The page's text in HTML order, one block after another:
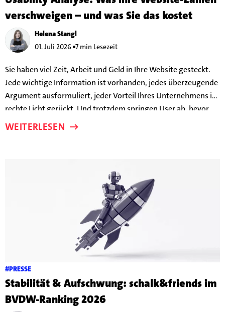
verschweigen – und was Sie das kostet
Helena Stangl
01. Juli 2026 7 min Lesezeit
Sie haben viel Zeit, Arbeit und Geld in Ihre Website gesteckt.
Jede wichtige Information ist vorhanden, jedes überzeugende
Argument ausformuliert, jeder Vorteil Ihres Unternehmens ins
rechte Licht gerückt. Und trotzdem springen User ab, bevor
Conversion passiert. Aber warum?
WEITERLESEN
#PRESSE
Stabilität & Aufschwung: schalk&friends im
BVDW-Ranking 2026